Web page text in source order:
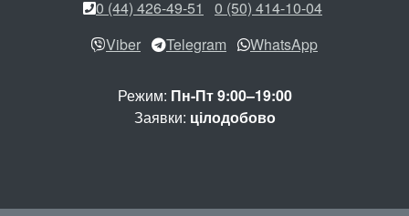
0 (44) 426-49-51
0 (50) 414-10-04
Viber
Telegram WhatsApp
Режим: Пн-Пт 9:00–19:00
Заявки: цілодобово